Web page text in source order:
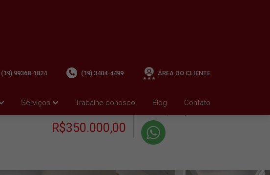
Serviços Trabalhe conosco Blog Contato
(19) 99368-1824 (19) 3404-4499 ÁREA DO CLIENTE
R$350.000,00
+ Condomínio R$0,00